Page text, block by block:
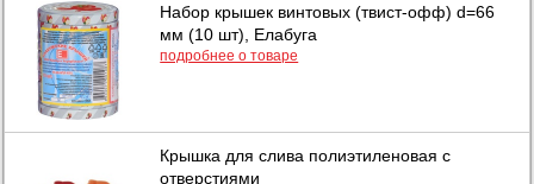
Набор крышек винтовых (твист-офф) d=66
мм (10 шт), Елабуга
подробнее о товаре
Крышка для слива полиэтиленовая с
отверстиями